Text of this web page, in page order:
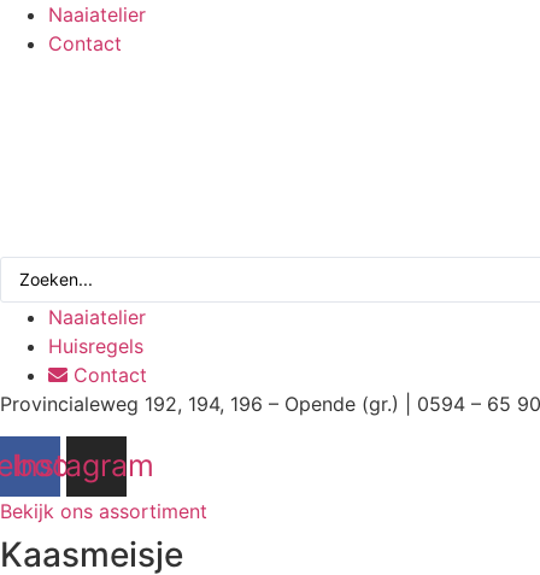
Naaiatelier
Contact
Search
Naaiatelier
Huisregels
Contact
Provincialeweg 192, 194, 196 – Opende (gr.) | 0594 – 65
Instagram
Bekijk ons assortiment
Kaasmeisje